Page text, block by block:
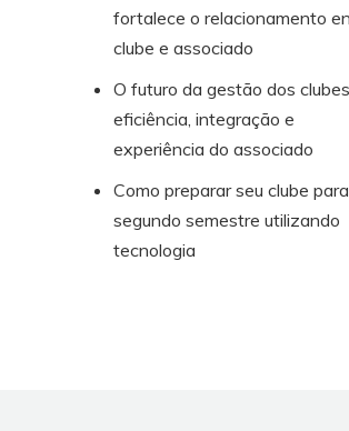
fortalece o relacionamento
clube e associado
O futuro da gestão dos
eficiência, integração e
experiência do associado
Como preparar seu clube
segundo semestre utilizando
tecnologia